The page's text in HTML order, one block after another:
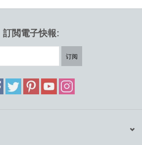
訂閲電子快報:
订阅